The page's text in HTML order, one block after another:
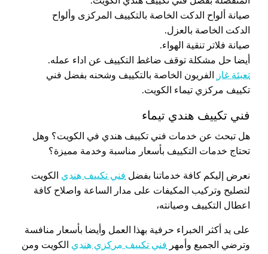
صيانة ألواح الدكت الخاصة بالتكييف المركزى وألواح
الدكت الخاصة بالعزل.
صيانة فلاتر تنقية الهواء.
أيضا حل مشكلة توقف ضاغط التكييف عن اداء عمله.
تعبئة غاز
الفريون الخاصة بالتكييف وشحنه بفضل فني
تكييف مركزي تيماء الكويت.
فني تكييف هندي تيماء
هل تبحث عن خدمات فني تكييف هندي في الكويت؟ وهل
تحتاج خدمات التكييف بأسعار مناسبة وخدمة مميزة؟
نعرض إليكم كافة خدماتنا بفضل فني تكييف هندي الكويت
لتصليح وتركيب المكيفات على مدار الساعة واصلاح كافة
اعطال التكييف وصيانته،
على يد أكثر الخبراء حرفية بهذا العمل وأيضا بأسعار منافسة
وترضي الجميع وأمهر فني تكييف مركزي هندي الكويت ومن